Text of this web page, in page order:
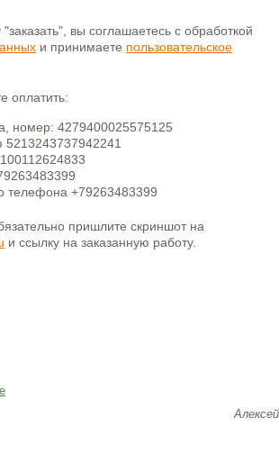
вы соглашаетесь с обработкой
и принимаете пользовательское
оплатить:
номер: 4279400025575125
телефона +79263483399
пришлите скриншот на
и ссылку на заказанную работу.
Алексей